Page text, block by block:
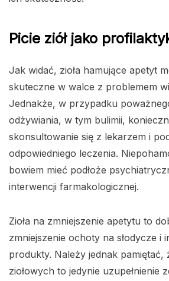
Picie ziół jako
Jak widać, zioła hamujące apetyt
skuteczne w walce z problemem
Jednakże, w przypadku
odżywiania, w tym bulimii,
skonsultowanie się z lekarzem i
odpowiedniego leczenia.
bowiem mieć podłoże
interwencji farmakologicznej.
Zioła na zmniejszenie apetytu to
zmniejszenie ochoty na słodycze i
produkty. Należy jednak pamiętać,
ziołowych to jedynie uzupełnienie